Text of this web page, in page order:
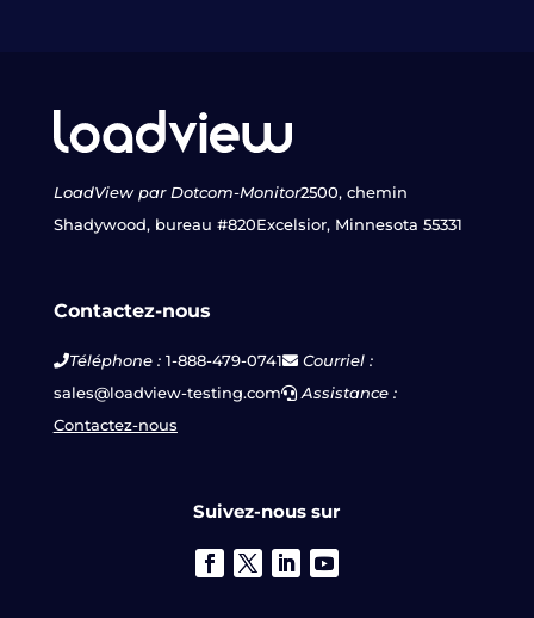
LoadView par Dotcom-Monitor2500, chemin
Shadywood, bureau #820Excelsior, Minnesota 55331
Contactez-nous
Téléphone :1-888-479-0741
Courriel :
sales@loadview-testing.com
Assistance :
Contactez-nous
Suivez-nous sur